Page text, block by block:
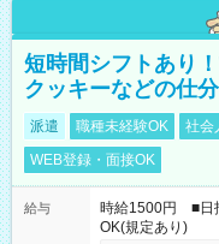
短時間シフトあり
クッキーなどの仕
派遣 職種未経験OK 社会
WEB登録・面接OK
給与
時給1500円 ■日
OK(規定あり)